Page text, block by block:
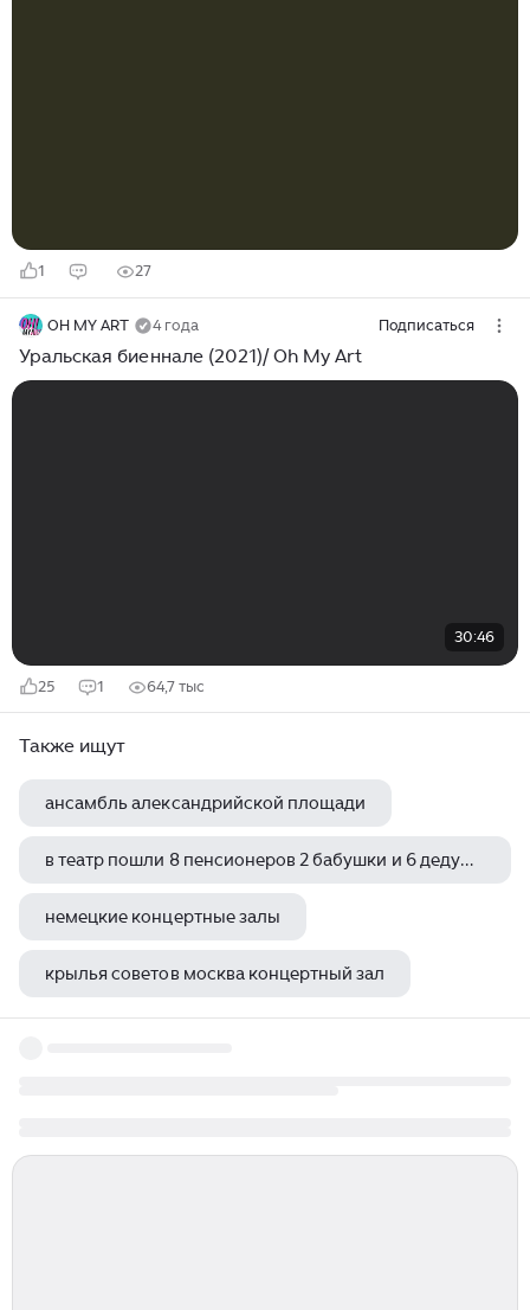
1 27
OH MY ART 4 года Подписаться
Уральская биеннале (2021)/ Oh My Art
30:46
25 1 64,7 тыс
Также ищут
ансамбль александрийской площади
в театр пошли 8 пенсионеров 2 бабушки и 6 дедушек пенсионеры наугад рассаживаются
немецкие концертные залы
крылья советов москва концертный зал